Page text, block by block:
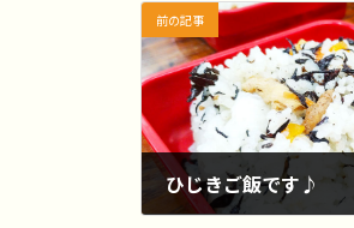
前の記事
ひじきご飯です♪